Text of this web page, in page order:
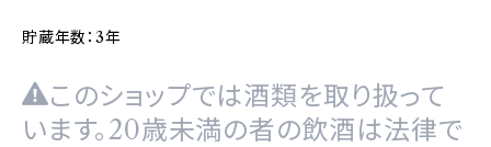
貯蔵年数：3年
このショップでは酒類を取り扱って
います。20歳未満の者の飲酒は法律で